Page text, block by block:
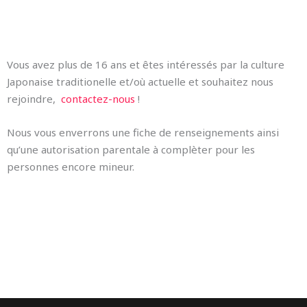
Vous avez plus de 16 ans et êtes intéressés par la culture
Japonaise traditionelle et/où actuelle et souhaitez nous
rejoindre, contactez-nous !
Nous vous enverrons une fiche de renseignements ainsi
qu’une autorisation parentale à complèter pour les
personnes encore mineur.